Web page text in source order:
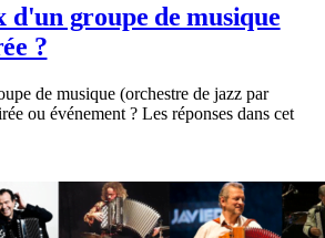
d'un groupe de musique
?
de musique (orchestre de jazz par
ou événement ? Les réponses dans cet